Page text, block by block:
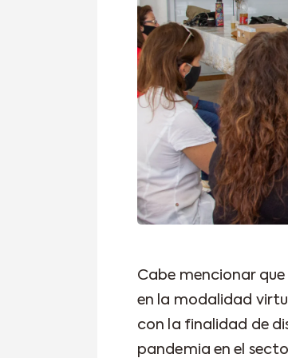
Cabe mencionar
en la modalidad
con la finalidad de
pandemia en el